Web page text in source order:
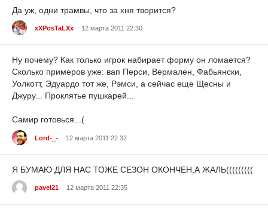
Да уж, одни трамвы, что за хня творится?
xXPosTaLXx 12 марта 2011 22:30
Ну почему? Как только игрок набирает форму он ломается?
Сколько примеров уже: вап Перси, Вермален, Фабьянски,
Уолкотт, Эдуардо тот же, Рэмси, а сейчас еще Щесны и
Джуру... Проклятье пушкарей...
Самир готовься...(
Lord-_- 12 марта 2011 22:32
Я БУМАЮ ДЛЯ НАС ТОЖЕ СЕЗОН ОКОНЧЕН,А ЖАЛЬ(((((((((
pavel21 12 марта 2011 22:35